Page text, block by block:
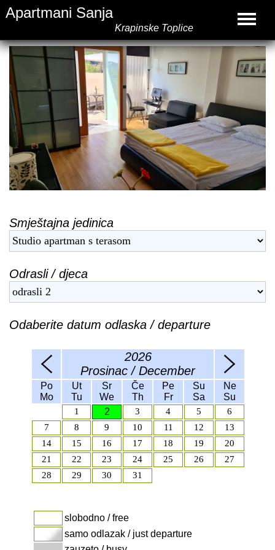
Apartmani Sanja
Krapinske Toplice
Smještajna jedinica
Odrasli / djeca
Odaberite datum odlaska / departure
2026
Prosinac / December
Po
Mo
Ut
Tu
Sr
We
Če
Th
Pe
Fr
Su
Sa
Ne
Su
1 2 3 4 5
6
7
8 9 10 11 12
13
14
15 16 17 18 19
20
21
22 23 24 25 26
27
28
29 30 31
slobodno / free
samo odlazak / just departure